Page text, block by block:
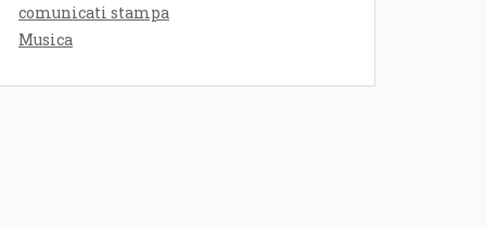
comunicati stampa
Musica